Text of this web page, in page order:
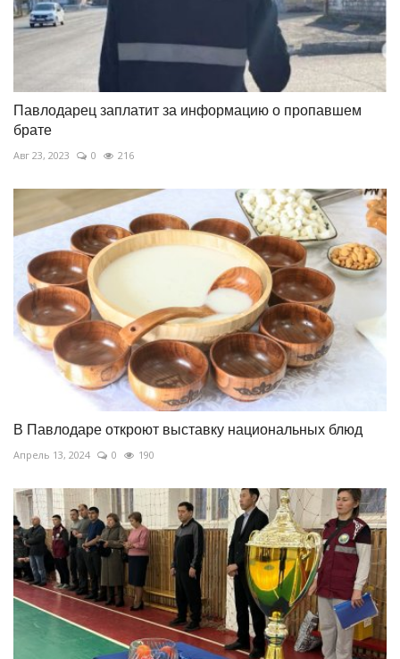
Павлодарец заплатит за информацию о пропавшем
брате
Авг 23, 2023 0 216
В Павлодаре откроют выставку национальных блюд
Апрель 13, 2024 0 190